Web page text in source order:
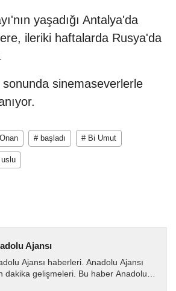
yaşadığı Antalya'da
ileriki haftalarda Rusya'da
sonunda sinemaseverlerle
# başladı # Bi Umut
Ajansı
Ajansı haberleri. Anadolu Ajansı
dakika gelişmeleri. Bu haber Anadolu